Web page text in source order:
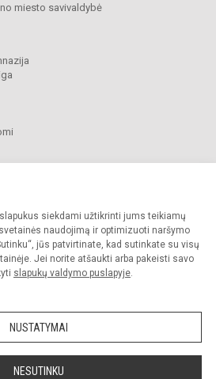
siekdami užtikrinti jums teikiamų
naudojimą ir optimizuoti naršymo
jūs patvirtinate, kad sutinkate su visų
Jei norite atšaukti arba pakeisti savo
slapukų valdymo puslapyje.
NUSTATYMAI
NESUTINKU
miesto savivaldybė
progimnazija. Visos teisės saugomos.
sutikimo griežtai draudžiama.
paraiška Slapukų valdymas